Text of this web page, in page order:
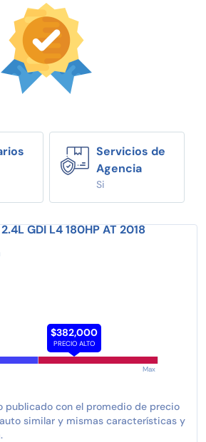
Servicios de
Agencia
Si
GDI L4 180HP AT 2018
$382,000
PRECIO ALTO
Max
publicado con el promedio de precio
similar y mismas características y